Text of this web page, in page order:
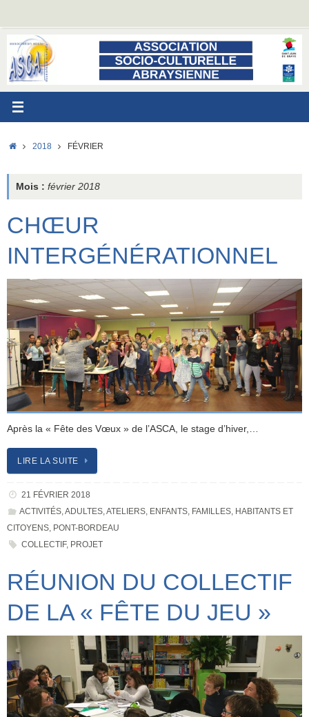
contenu
ACCUEIL
2018 FÉVRIER
Mois : février 2018
CHŒUR
INTERGÉNÉRATIONNEL
Après la « Fête des Vœux » de l’ASCA, le stage d’hiver,…
LIRE LA SUITE
21 FÉVRIER 2018
ACTIVITÉS,ADULTES,ATELIERS, ENFANTS, FAMILLES, HABITANTS ET
CITOYENS, PONT-BORDEAU
COLLECTIF, PROJET
RÉUNION DU COLLECTIF
DE LA « FÊTE DU JEU »